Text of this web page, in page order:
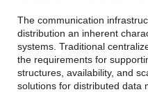
The communication
distribution an inherent
systems. Traditional
the requirements for
structures, availability, and
solutions for distributed data